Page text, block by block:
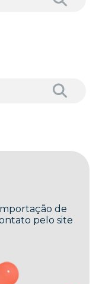
de
pelo site